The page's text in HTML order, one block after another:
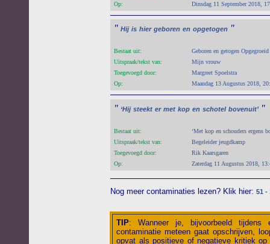
Op:
Dinsdag 11 September 2018,
" Hij is hier geboren en opgetogen "
Bestaat uit:
Geboren en getogen Opgegroeid
Uitspraak/tekst van:
Mijn vrouw
Toegevoegd door:
Margreet Spoelstra
Op:
Maandag 13 Augustus 2018,
" ‘Hij steekt er met kop en schotel bovenuit’ "
Bestaat uit:
‘Met kop en schouders ergens
Uitspraak/tekst van:
Begeleider jeugdkamp
Toegevoegd door:
Rik Kaarsgaren
Op:
Zaterdag 11 Augustus 2018,
Nog meer contaminaties lezen? Klik hier: 51 -
TIP: Wanneer je, bijvoorbeeld tijdens
contaminatie meteen gaat opschrijven,
opvat als positieve of negatieve kritiek